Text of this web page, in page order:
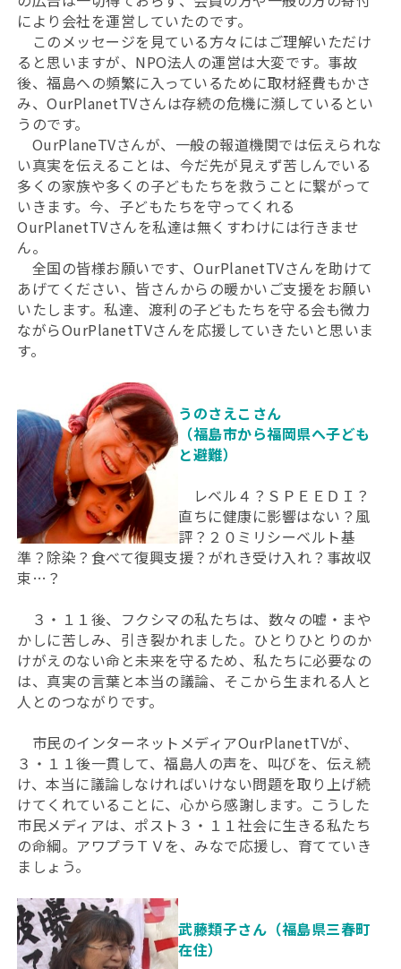
により会社を運営していたのです。
このメッセージを見ている方々にはご理解いただけ
ると思いますが、NPO法人の運営は大変です。事故
後、福島への頻繁に入っているために取材経費もかさ
み、OurPlanetTVさんは存続の危機に瀕しているとい
うのです。
OurPlaneTVさんが、一般の報道機関では伝えられな
い真実を伝えることは、今だ先が見えず苦しんでいる
多くの家族や多くの子どもたちを救うことに繋がって
いきます。今、子どもたちを守ってくれる
OurPlanetTVさんを私達は無くすわけには行きませ
ん。
全国の皆様お願いです、OurPlanetTVさんを助けて
あげてください、皆さんからの暖かいご支援をお願い
いたします。私達、渡利の子どもたちを守る会も微力
ながらOurPlanetTVさんを応援していきたいと思いま
す。
うのさえこさん
（福島市から福岡県へ子ども
と避難）
レベル４？ＳＰＥＥＤＩ？
直ちに健康に影響はない？風
評？２０ミリシーベルト基
準？除染？食べて復興支援？がれき受け入れ？事故収
束…？
３・１１後、フクシマの私たちは、数々の嘘・まや
かしに苦しみ、引き裂かれました。ひとりひとりのか
けがえのない命と未来を守るため、私たちに必要なの
は、真実の言葉と本当の議論、そこから生まれる人と
人とのつながりです。
市民のインターネットメディアOurPlanetTVが、
３・１１後一貫して、福島人の声を、叫びを、伝え続
け、本当に議論しなければいけない問題を取り上げ続
けてくれていることに、心から感謝します。こうした
市民メディアは、ポスト３・１１社会に生きる私たち
の命綱。アワプラＴＶを、みなで応援し、育てていき
ましょう。
武藤類子さん（福島県三春町
在住）